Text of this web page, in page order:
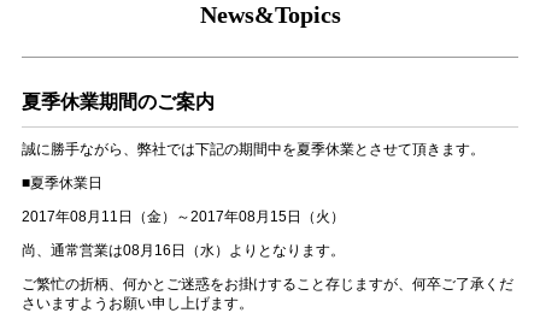
News&Topics
夏季休業期間のご案内
誠に勝手ながら、弊社では下記の期間中を夏季休業とさせて頂きます。
■夏季休業日
2017年08月11日（金）～2017年08月15日（火）
尚、通常営業は08月16日（水）よりとなります。
ご繁忙の折柄、何かとご迷惑をお掛けすること存じますが、何卒ご了承くだ
さいますようお願い申し上げます。